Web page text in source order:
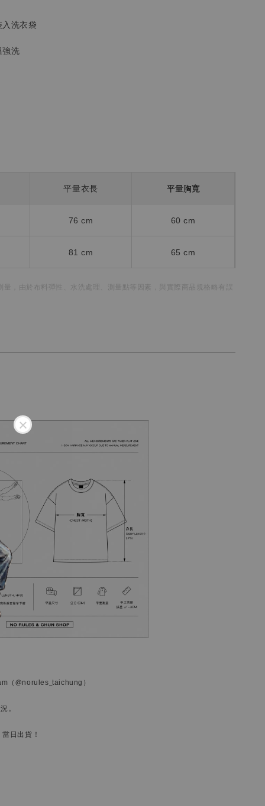
洗衣袋
強洗
平量衣長 平量胸寬
76 cm 60 cm
81 cm 65 cm
， 由於布料彈性、水洗處理、測量點等因素，
與實際商品規格略有誤
（@norules_taichung）
。
日出貨！